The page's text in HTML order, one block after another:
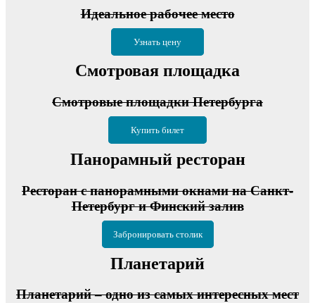
Идеальное рабочее место
Узнать цену
Смотровая площадка
Смотровые площадки Петербурга
Купить билет
Панорамный ресторан
Ресторан с панорамными окнами на Санкт-
Петербург и Финский залив
Забронировать столик
Планетарий
Планетарий – одно из самых интересных мест